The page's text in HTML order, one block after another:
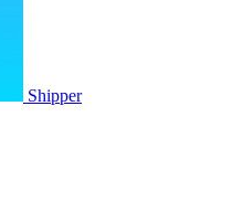
Shipper